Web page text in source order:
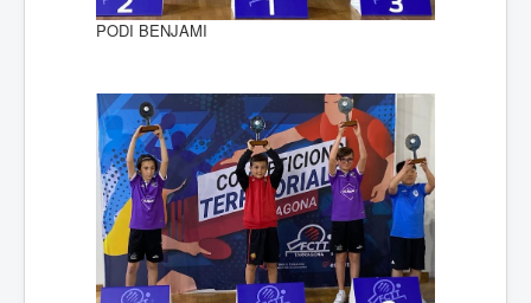
PODI BENJAMI